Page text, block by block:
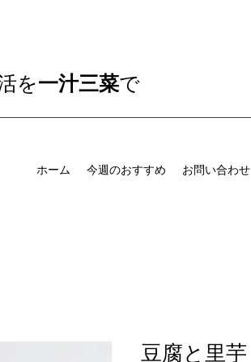
を一汁三菜​で
ホーム 今週のおすすめ お問い合わせ
豆腐と里芋